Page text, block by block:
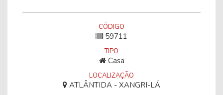
CÓDIGO
59711
TIPO
Casa
LOCALIZAÇÃO
ATLÂNTIDA - XANGRI-LÁ